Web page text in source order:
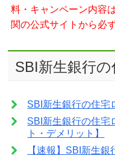
料・キャンペーン内容
関の公式サイトから必
SBI新生銀行
SBI新生銀行の住宅
SBI新生銀行の住宅
ト・デメリット】
【速報】SBI新生